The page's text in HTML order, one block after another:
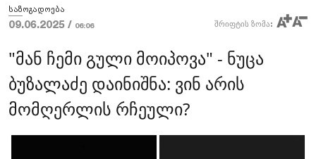
საზოგადოება
09.06.2025 / 06:06 შრიფტის ზომა:
"მან ჩემი გული მოიპოვა" - ნუცა
ბუზალაძე დაინიშნა: ვინ არის
მომღერლის რჩეული?